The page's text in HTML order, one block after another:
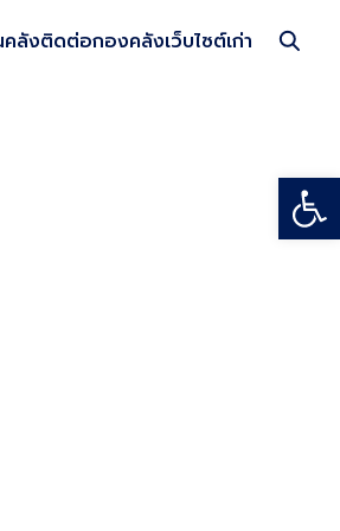
คลังติดต่อกองคลังเว็บไซต์เก่า